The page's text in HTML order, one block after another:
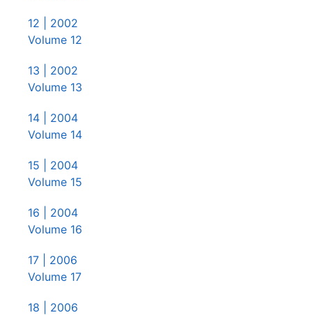
12 | 2002
Volume 12
13 | 2002
Volume 13
14 | 2004
Volume 14
15 | 2004
Volume 15
16 | 2004
Volume 16
17 | 2006
Volume 17
18 | 2006